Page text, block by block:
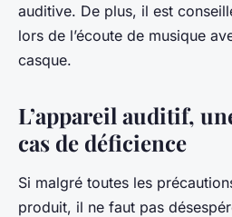
auditive. De plus, il est
lors de l’écoute de musique
casque.
L’appareil auditif,
cas de déficience
Si malgré toutes les
produit, il ne faut pas